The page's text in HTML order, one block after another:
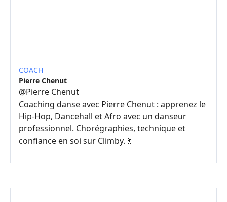
COACH
Pierre Chenut
@Pierre Chenut
Coaching danse avec Pierre Chenut : apprenez le
Hip-Hop, Dancehall et Afro avec un danseur
professionnel. Chorégraphies, technique et
confiance en soi sur Climby. 💃